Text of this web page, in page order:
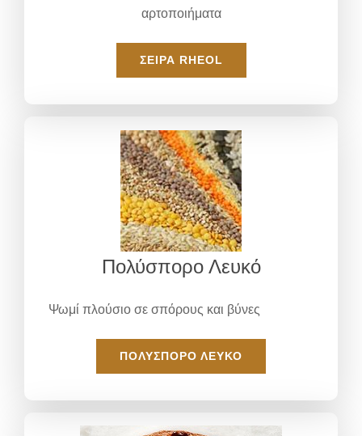
αρτοποιήματα
ΣΕΙΡΆ RHEOL
Πολύσπορο Λευκό
Ψωμί πλούσιο σε σπόρους και βύνες
ΠΟΛΎΣΠΟΡΟ ΛΕΥΚΌ